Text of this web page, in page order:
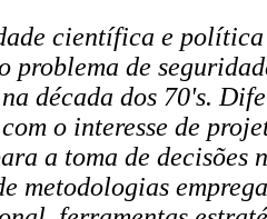
científica e política
problema de
década dos 70's.
o interesse de
a toma de
metodologias